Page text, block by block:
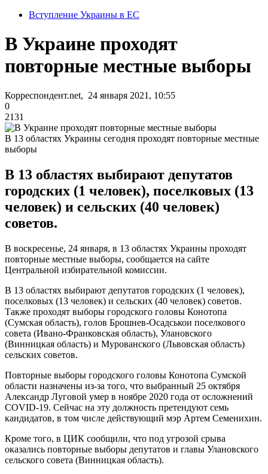
Вступление Украины в ЕС
В Украине проходят
повторные местные выборы
Корреспондент.net, 24 января 2021, 10:55
0
2131
В 13 областях Украины сегодня проходят повторные местные
выборы
В 13 областях выбирают депутатов
городских (1 человек), поселковых (13
человек) и сельских (40 человек)
советов.
В воскресенье, 24 января, в 13 областях Украины проходят
повторные местные выборы, сообщается на сайте
Центральной избирательной комиссии.
В 13 областях выбирают депутатов городских (1 человек),
поселковых (13 человек) и сельских (40 человек) советов.
Также проходят выборы городского головы Конотопа
(Сумская область), голов Брошнев-Осадськои поселкового
совета (Ивано-Франковская область), Улановского
(Винницкая область) и Мурованского (Львовская область)
сельских советов.
Повторные выборы городского головы Конотопа Сумской
области назначены из-за того, что выбранный 25 октября
Александр Луговой умер в ноябре 2020 года от осложнений
COVID-19. Сейчас на эту должность претендуют семь
кандидатов, в том числе действующий мэр Артем Семенихин.
Кроме того, в ЦИК сообщили, что под угрозой срыва
оказались повторные выборы депутатов и главы Улановского
сельского совета (Винницкая область).